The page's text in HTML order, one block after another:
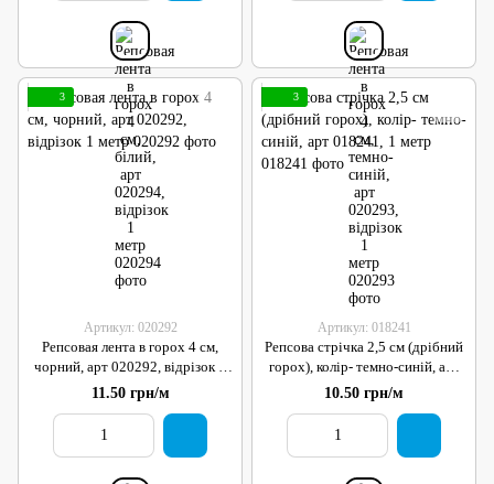
3
Артикул: 020292
Репсовая лента в горох 4 см,
чорний, арт 020292, відрізок 1
метр
11.50 грн/м
3
Артикул: 018241
Репсова стрічка 2,5 см (дрібний
горох), колір- темно-синій, арт
018241, 1 метр
10.50 грн/м